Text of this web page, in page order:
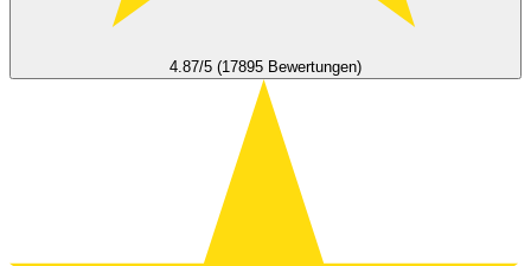
4.87/5 (17895 Bewertungen)